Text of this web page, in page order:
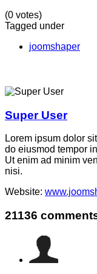
(0 votes)
Tagged under
joomshaper
Super User
Lorem ipsum dolor
do eiusmod tempor
Ut enim ad minim
nisi.
Website:
21136